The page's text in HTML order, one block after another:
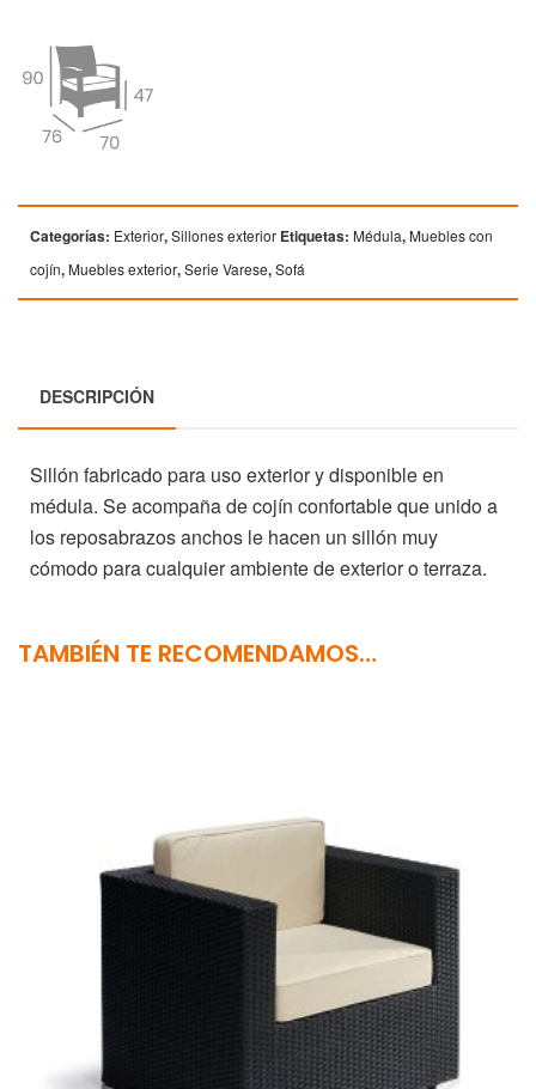
Categorías: Exterior,Sillones exterior Etiquetas: Médula, Muebles con
cojín, Muebles exterior,Serie Varese,Sofá
DESCRIPCIÓN
Sillón fabricado para uso exterior y disponible en
médula. Se acompaña de cojín confortable que unido a
los reposabrazos anchos le hacen un sillón muy
cómodo para cualquier ambiente de exterior o terraza.
TAMBIÉN TE RECOMENDAMOS…